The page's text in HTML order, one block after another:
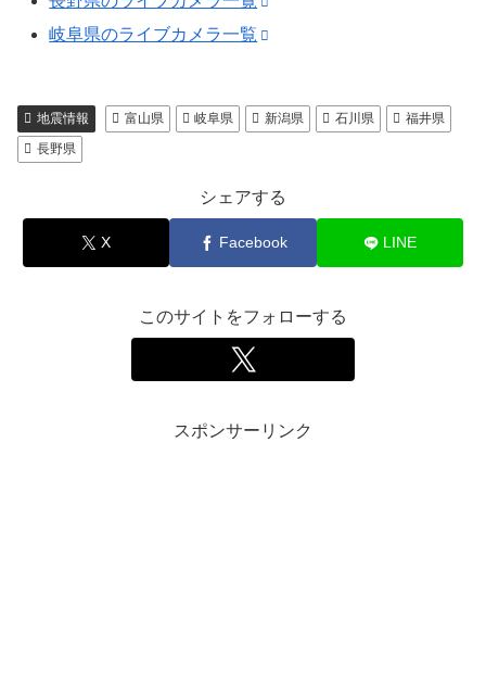
岐阜県のライブカメラ一覧
地震情報 富山県 岐阜県 新潟県 石川県
福井県
長野県
シェアする
X Facebook LINE
このサイトをフォローする
スポンサーリンク